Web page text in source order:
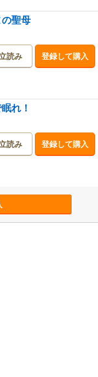
の聖母
読み 登録して購入
れ！
読み 登録して購入